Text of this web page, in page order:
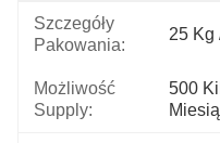
Szczegóły
Pakowania:
25 Kg
Możliwość
Supply:
500